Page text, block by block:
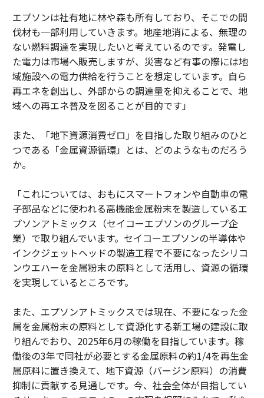
エプソンは社有地に林や森も所有しており、そこでの間
伐材も一部利用していきます。地産地消による、無理の
ない燃料調達を実現したいと考えているのです。発電し
た電力は市場へ販売しますが、災害など有事の際には地
域施設への電力供給を行うことを想定しています。自ら
再エネを創出し、外部からの調達量を抑えることで、地
域への再エネ普及を図ることが目的です」
また、「地下資源消費ゼロ」を目指した取り組みのひと
つである「金属資源循環」とは、どのようなものだろう
か。
「これについては、おもにスマートフォンや自動車の電
子部品などに使われる高機能金属粉末を製造しているエ
プソンアトミックス（セイコーエプソンのグループ企
業）で取り組んでいます。セイコーエプソンの半導体や
インクジェットヘッドの製造工程で不要になったシリコ
ンウエハーを金属粉末の原料として活用し、資源の循環
を実現しているところです。
また、エプソンアトミックスでは現在、不要になった金
属を金属粉末の原料として資源化する新工場の建設に取
り組んでおり、2025年6月の稼働を目指しています。稼
働後の3年で同社が必要とする金属原料の約1/4を再生金
属原料に置き換えて、地下資源（バージン原料）の消費
抑制に貢献する見通しです。今、社会全体が目指してい